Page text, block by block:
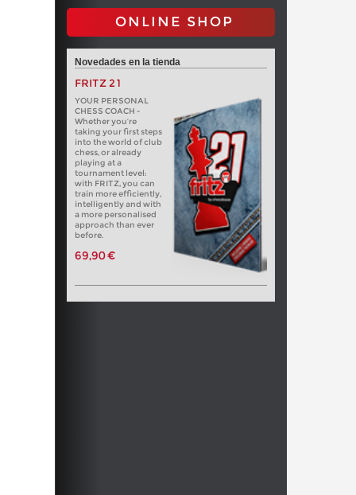
ONLINE SHOP
Novedades en la tienda
FRITZ 21
YOUR PERSONAL
CHESS COACH -
Whether you’re
taking your first steps
into the world of club
chess, or already
playing at a
tournament level:
with FRITZ, you can
train more efficiently,
intelligently and with
a more personalised
approach than ever
before.
69,90 €